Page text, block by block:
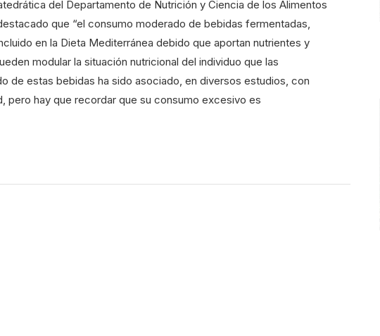
del Departamento de Nutrición y Ciencia de los Alimentos
que “el consumo moderado de bebidas fermentadas,
en la Dieta Mediterránea debido que aportan nutrientes y
modular la situación nutricional del individuo que las
de estas bebidas ha sido asociado, en diversos estudios, con
pero hay que recordar que su consumo excesivo es